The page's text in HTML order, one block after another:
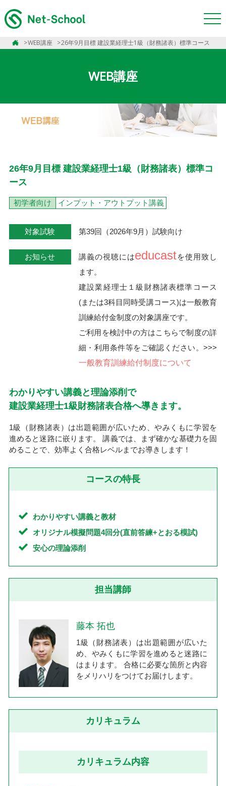
WEB講座 26年9月目標 建設業経理士1級（財務諸表）標準コース
WEB講座
26年9月目標 建設業経理士1級（財務諸表）標準コ
ース
初学者向け インプット・アウトプット講義
対象試験 第39回（2026年9月）試験向け
お知らせ 講義の視聴にはeducastを使用致し
ます。
建設業経理士１級財務諸表標準コース
(または3科目同時受講コース)は一般教育
訓練給付金制度の対象講座です。
ご利用を検討中の方はこちらで制度の詳
細・利用条件等をご確認ください。>>>
一般教育訓練給付制度について
わかりやすい講義と理論添削で
建設業経理士1級財務諸表合格へ導きます。
1級（財務諸表）は出題範囲が広いため、やみくもに学習を
進めると迷路に嵌ります。 講義では、まず確かな基礎力を固
めることで、効率よく合格レベルまでお導きします！
コースの特長
わかりやすい講義と教材
オリジナル模擬問題4回分(直前答練+とおる模試)
安心の理論添削
担当講師
藤本 拓也
1級（財務諸表）は出題範囲が広いた
め、やみくもに学習を進めると迷路に
はまります。 合格に必要な箇所と内容
をメリハリをつけてお届けします。
カリキュラム
カリキュラム内容